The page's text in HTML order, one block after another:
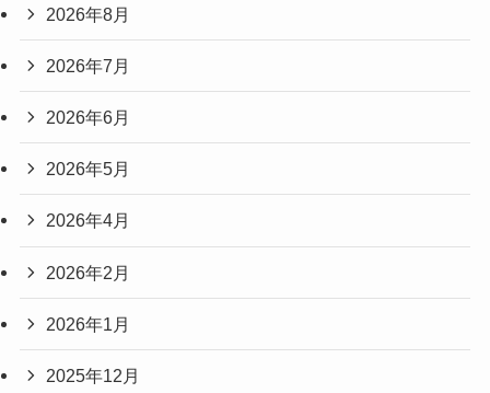
2026年8月
2026年7月
2026年6月
2026年5月
2026年4月
2026年2月
2026年1月
2025年12月